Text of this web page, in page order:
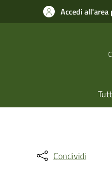
Accedi all'area
Condividi